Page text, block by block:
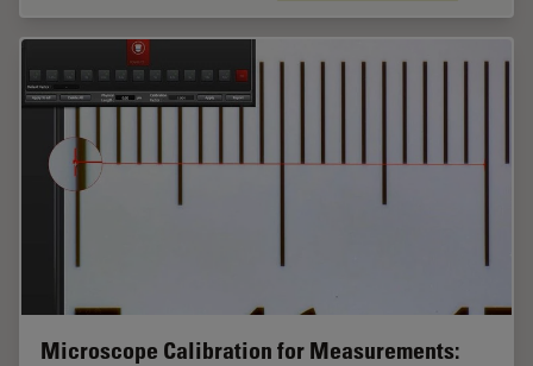
Microscope Calibration for Measurements: